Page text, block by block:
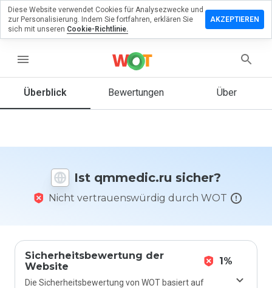
menu
Überblick Bewertungen Über
Ist qmmedic.ru sicher?
Nicht vertrauenswürdig durch WOT
Sicherheitsbewertung der
Website
1%
Die Sicherheitsbewertung von WOT basiert auf
eine
würden
Skala von
1 bis 5
Diese Website verwendet Cookies für Analysezwecke und
zur Personalisierung. Indem Sie fortfahren, erklären Sie
sich mit unseren Cookie-Richtlinie.
AKZEPTIEREN